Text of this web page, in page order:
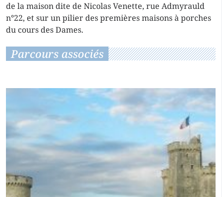
de la maison dite de Nicolas Venette, rue Admyrauld
n°22, et sur un pilier des premières maisons à porches
du cours des Dames.
Parcours associés